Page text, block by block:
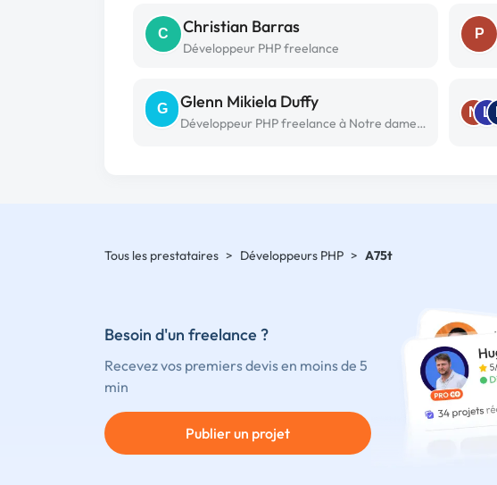
C Christian Barras
Développeur PHP freelance
P
G Glenn Mikiela Duffy
Développeur PHP freelance à Notre dame d’oe
N L
Tous les prestataires > Développeurs PHP > A75t
Besoin d'un freelance ?
Recevez vos premiers devis en moins de 5
min
Publier un projet